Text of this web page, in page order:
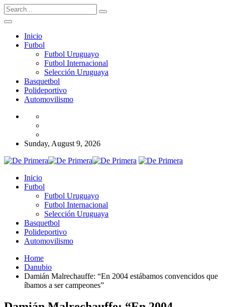
Inicio
Futbol
Futbol Uruguayo
Futbol Internacional
Selección Uruguaya
Basquetbol
Polideportivo
Automovilismo
Sunday, August 9, 2026
Inicio
Futbol
Futbol Uruguayo
Futbol Internacional
Selección Uruguaya
Basquetbol
Polideportivo
Automovilismo
Home
Danubio
Damián Malrechauffe: “En 2004 estábamos convencidos que
íbamos a ser campeones”